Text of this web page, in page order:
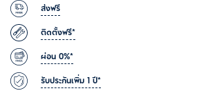
ส่งฟรี
ติดตั้งฟรี*
ผ่อน 0%*
รับประกันเพิ่ม 1 ปี*